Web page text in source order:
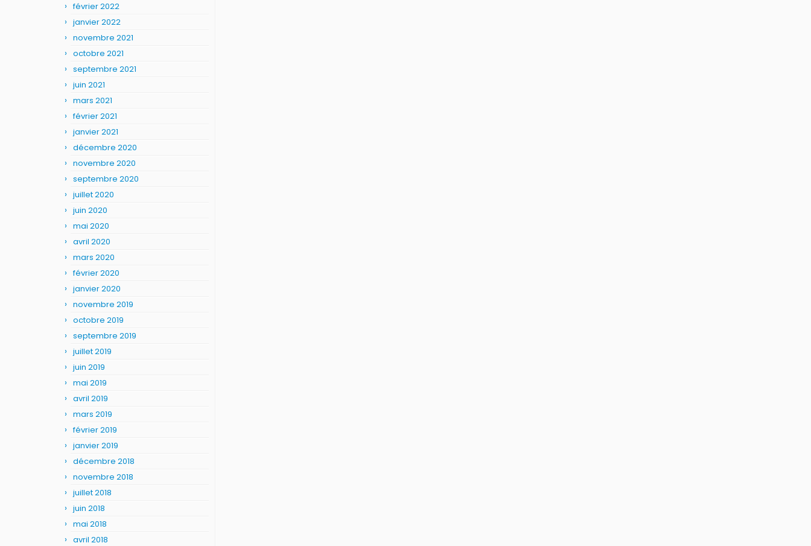
février 2022
janvier 2022
novembre 2021
octobre 2021
septembre 2021
juin 2021
mars 2021
février 2021
janvier 2021
décembre 2020
novembre 2020
septembre 2020
juillet 2020
juin 2020
mai 2020
avril 2020
mars 2020
février 2020
janvier 2020
novembre 2019
octobre 2019
septembre 2019
juillet 2019
juin 2019
mai 2019
avril 2019
mars 2019
février 2019
janvier 2019
décembre 2018
novembre 2018
juillet 2018
juin 2018
mai 2018
avril 2018